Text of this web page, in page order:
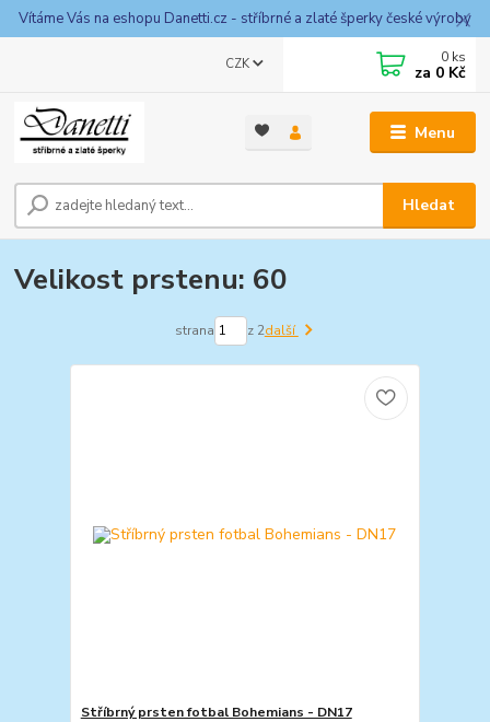
Vítáme Vás na eshopu Danetti.cz - stříbrné a zlaté šperky české výroby
Menu
CZK
Hledat
0 ks
za 0 Kč
Velikost prstenu: 60
strana z 2další
Stříbrný prsten fotbal Bohemians - DN17